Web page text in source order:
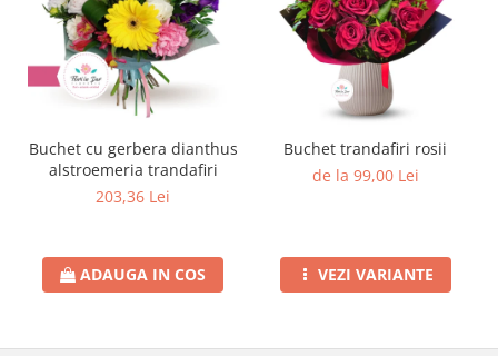
Buchet cu gerbera dianthus
alstroemeria trandafiri
203,36 Lei
ADAUGA IN COS
Buchet trandafiri rosii
de la 99,00 Lei
VEZI VARIANTE